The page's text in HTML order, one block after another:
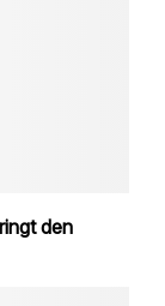
den